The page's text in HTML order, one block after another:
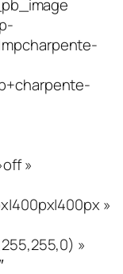
»
»
»